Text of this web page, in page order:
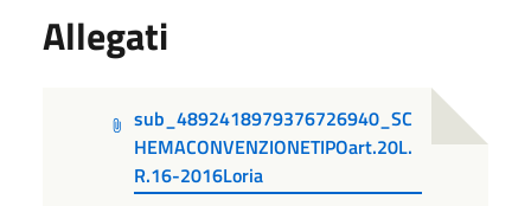
Allegati
sub_4892418979376726940_SC
HEMACONVENZIONETIPOart.20L.
R.16-2016Loria